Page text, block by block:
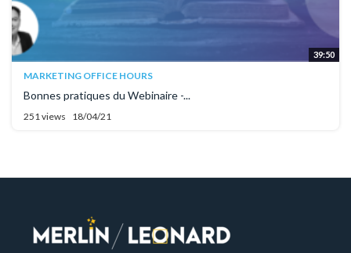
39:50
MARKETING OFFICE HOURS
Bonnes pratiques du Webinaire -...
251 views 18/04/21